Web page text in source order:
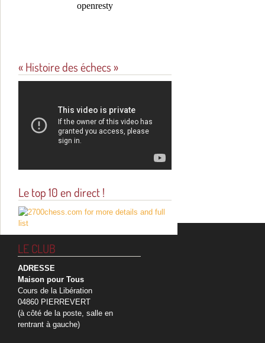
« Histoire des échecs »
Le top 10 en direct !
LE CLUB
ADRESSE
Maison pour Tous
Cours de la Libération
04860 PIERREVERT
(à côté de la poste, salle en
rentrant à gauche)